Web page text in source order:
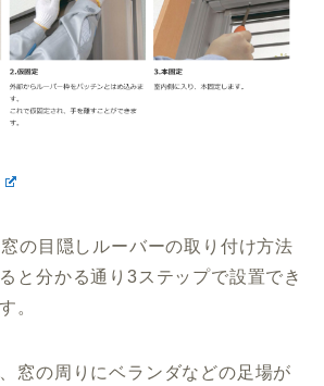
の目隠しルーバーの取り付け方法
と分かる通り3ステップで設置でき
。
窓の周りにベランダなどの足場が